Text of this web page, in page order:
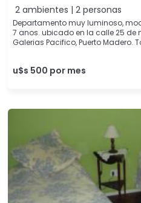
2 ambientes | 2 personas
Departamento muy luminoso,
7 anos. ubicado en la calle 25 de
Galerias Pacifico, Puerto Madero.
u$s 500 por mes